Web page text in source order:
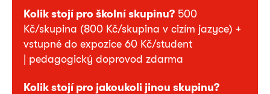
Kolik stojí pro školní skupinu? 500
Kč/skupina (800 Kč/skupina v cizím jazyce) +
vstupné do expozice 60 Kč/student
| pedagogický doprovod zdarma
Kolik stojí pro jakoukoli jinou skupinu?